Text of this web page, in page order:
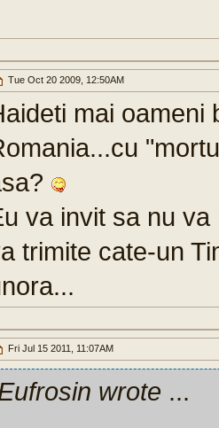
Tue Oct 20 2009, 12:50AM
mai oameni
va invit sa nu
trimite cate-un
Fri Jul 15 2011, 11:07AM
wrote ...